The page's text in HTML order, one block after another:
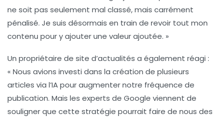
ne soit pas seulement mal classé, mais carrément
pénalisé. Je suis désormais en train de revoir tout mon
contenu pour y ajouter une valeur ajoutée. »
Un propriétaire de site d’actualités a également réagi :
« Nous avions investi dans la création de plusieurs
articles via l’IA pour augmenter notre fréquence de
publication. Mais les experts de Google viennent de
souligner que cette stratégie pourrait faire de nous des